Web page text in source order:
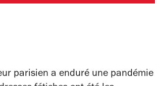
parisien a enduré une pandémie